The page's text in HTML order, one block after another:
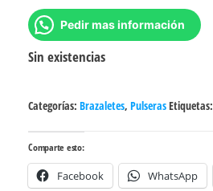
Pedir mas información
Sin existencias
Categorías: Brazaletes, PulserasEtiquetas:
Comparte esto:
Facebook WhatsApp